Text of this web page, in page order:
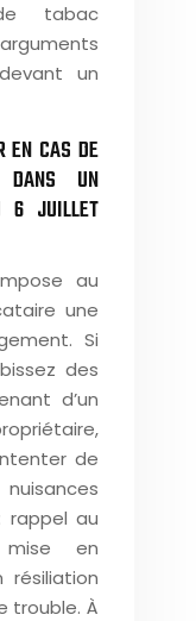
tabac
un
EN CAS DE
DANS UN
6 JUILLET
au
une
Si
des
d’un
de
rappel au
en
trouble. À